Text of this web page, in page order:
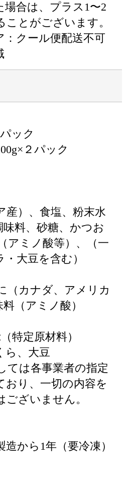
合は、プラス1〜2
とがございます。
クール便配送不可
ック
２パック
産）、食塩、粉末水
料、砂糖、かつお
アミノ酸等）、（一
大豆を含む）
（カナダ、アメリカ
（アミノ酸）
特定原材料）
ら、大豆
ては各事業者の指定
おり、一切の内容を
ざいません。
から1年（要冷凍）